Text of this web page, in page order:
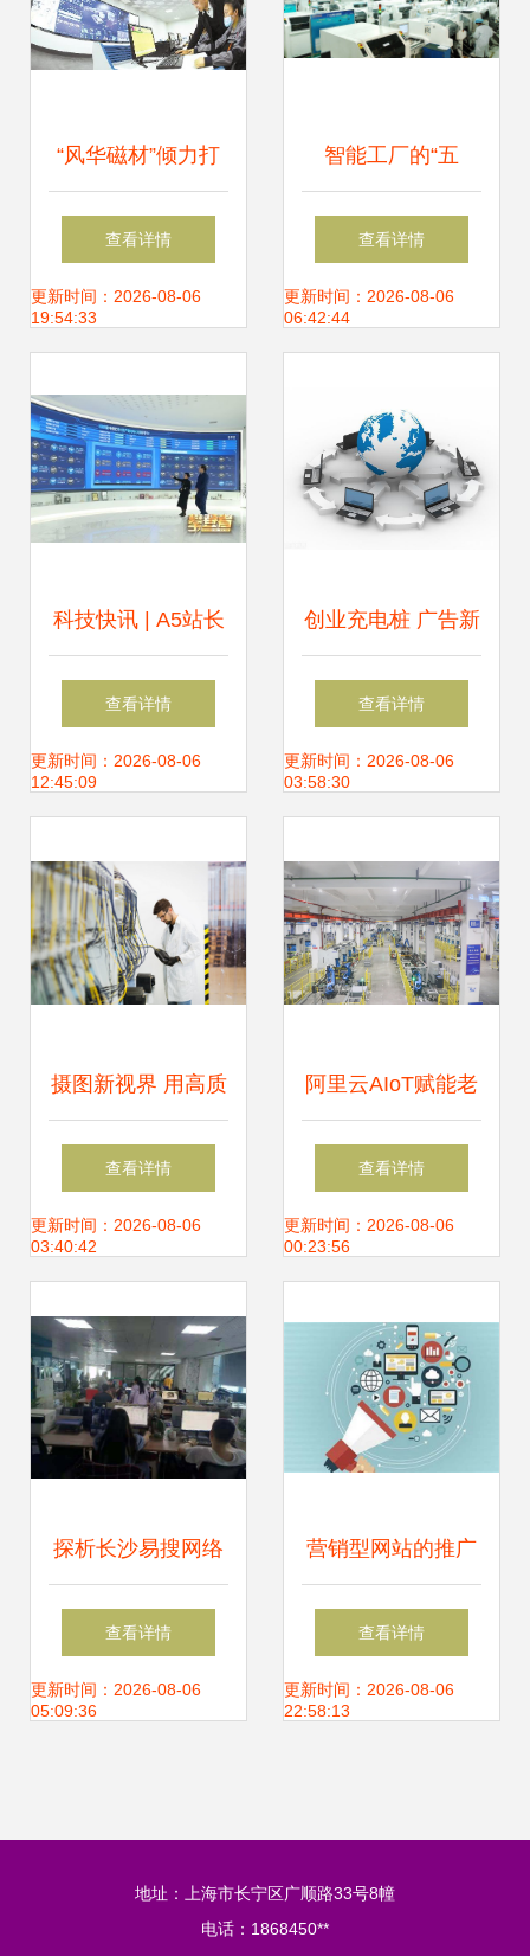
“风华磁材”倾力打
造数字化车间，以
网络技术驱动行业
查看详情
更新时间：2026-08-06
19:54:33
智能工厂的“五
化”建设 网络化、
可视化、无纸化、
查看详情
更新时间：2026-08-06
06:42:44
科技快讯 | A5站长
网分享互联网技术
服务最新趋势与应
查看详情
更新时间：2026-08-06
12:45:09
创业充电桩 广告新
时代——互联网技
术的强力加持
查看详情
更新时间：2026-08-06
03:58:30
摄图新视界 用高质
感网职业素材赋能
数字时代
查看详情
更新时间：2026-08-06
03:40:42
阿里云AIoT赋能老
板电器 打造厨电行
业首个智慧“未来工
查看详情
更新时间：2026-08-06
00:23:56
探析长沙易搜网络
技术服务的核心价
值与发展前景
查看详情
更新时间：2026-08-06
05:09:36
营销型网站的推广
方式有哪些详解
——基于
查看详情
更新时间：2026-08-06
22:58:13
地址：上海市长宁区广顺路33号8幢
电话：1868450**